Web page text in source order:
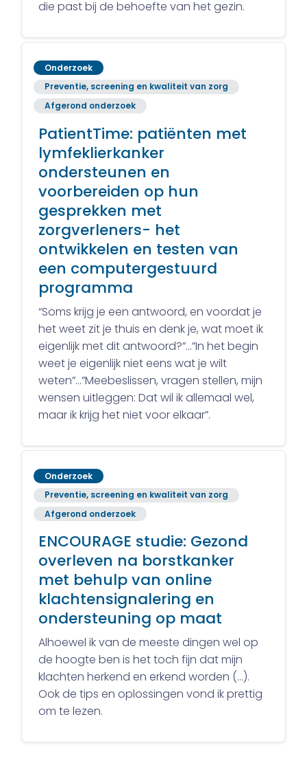
die past bij de behoefte van het gezin.
Onderzoek
Preventie, screening en kwaliteit van zorg
Afgerond onderzoek
PatientTime: patiënten met
lymfeklierkanker
ondersteunen en
voorbereiden op hun
gesprekken met
zorgverleners- het
ontwikkelen en testen van
een computergestuurd
programma
“Soms krijg je een antwoord, en voordat je
het weet zit je thuis en denk je, wat moet ik
eigenlijk met dit antwoord?”…”In het begin
weet je eigenlijk niet eens wat je wilt
weten”…”Meebeslissen, vragen stellen, mijn
wensen uitleggen: Dat wil ik allemaal wel,
maar ik krijg het niet voor elkaar”.
Onderzoek
Preventie, screening en kwaliteit van zorg
Afgerond onderzoek
ENCOURAGE studie: Gezond
overleven na borstkanker
met behulp van online
klachtensignalering en
ondersteuning op maat
Alhoewel ik van de meeste dingen wel op
de hoogte ben is het toch fijn dat mijn
klachten herkend en erkend worden (…).
Ook de tips en oplossingen vond ik prettig
om te lezen.